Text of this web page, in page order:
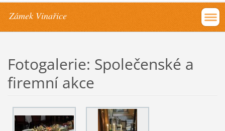
Zámek Vinařice
Fotogalerie: Společenské a
firemní akce